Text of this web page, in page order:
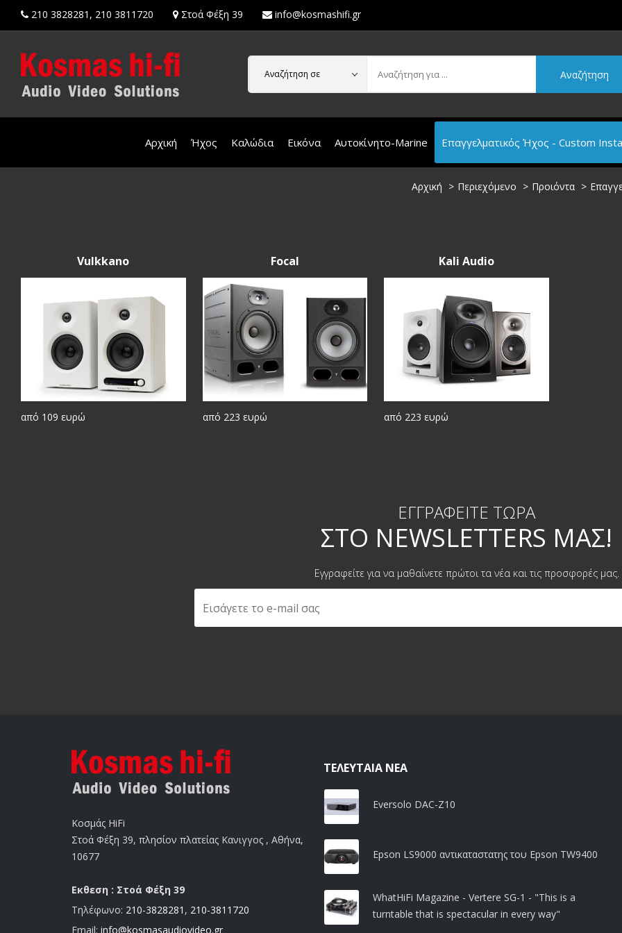
210 3828281 , 210 3811720 Στοά Φέξη 39 info@kosmashifi.gr
Αναζήτηση σε Αναζήτηση
Αρχική Ήχος Καλώδια Εικόνα Αυτοκίνητο-Marine Επαγγελματικός Ήχος - Custom
Αρχική Περιεχόμενο Προιόντα
Vulkkano
από 109 ευρώ
Focal
από 223 ευρώ
Kali Audio
από 223 ευρώ
ΕΓΓΡΑΦΕΊΤΕ ΤΏΡΑ
ΣΤΟ NEWSLETTERS ΜΑΣ!
Εγγραφείτε για να μαθαίνετε πρώτοι τα νέα και τις προσφορές μας.
Κοσμάς HiFi
Στοά Φέξη 39, πλησίον πλατείας Κανιγγος , Αθήνα,
10677
Εκθεση : Στοά Φέξη 39
Τηλέφωνο: 210-3828281 , 210-3811720
Email: info@kosmasaudiovideo.gr
ΤΕΛΕΥΤΑΊΑ ΝΈΑ
Eversolo DAC-Z10
Epson LS9000 αντικαταστατης του Epson TW9400
WhatHiFi Magazine - Vertere SG-1 - "This is a
turntable that is spectacular in every way"